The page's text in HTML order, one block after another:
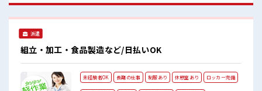
派遣
組立・加工・食品製造など/日払いOK
未経験者OK 長期の仕事 制服あり 休憩室あり ロッカー完備